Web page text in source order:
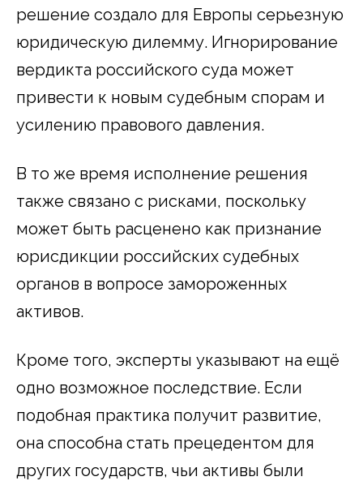
решение создало для Европы серьезную
юридическую дилемму. Игнорирование
вердикта российского суда может
привести к новым судебным спорам и
усилению правового давления.
В то же время исполнение решения
также связано с рисками, поскольку
может быть расценено как признание
юрисдикции российских судебных
органов в вопросе замороженных
активов.
Кроме того, эксперты указывают на ещё
одно возможное последствие. Если
подобная практика получит развитие,
она способна стать прецедентом для
других государств, чьи активы были